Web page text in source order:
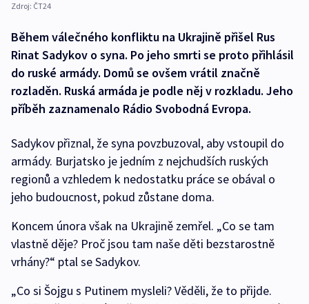
Zdroj: ČT24
Během válečného konfliktu na Ukrajině přišel Rus
Rinat Sadykov o syna. Po jeho smrti se proto přihlásil
do ruské armády. Domů se ovšem vrátil značně
rozladěn. Ruská armáda je podle něj v rozkladu. Jeho
příběh zaznamenalo Rádio Svobodná Evropa.
Sadykov přiznal, že syna povzbuzoval, aby vstoupil do
armády. Burjatsko je jedním z nejchudších ruských
regionů a vzhledem k nedostatku práce se obával o
jeho budoucnost, pokud zůstane doma.
Koncem února však na Ukrajině zemřel. „Co se tam
vlastně děje? Proč jsou tam naše děti bezstarostně
vrhány?“ ptal se Sadykov.
„Co si Šojgu s Putinem mysleli? Věděli, že to přijde.